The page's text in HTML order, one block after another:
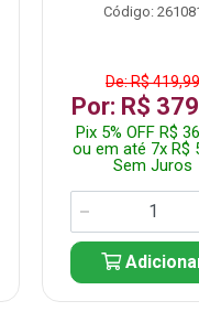
Código:
De: R$ 419,99
Por: R$
Pix 5% OFF R$
ou em até 7x R$
Sem Juros